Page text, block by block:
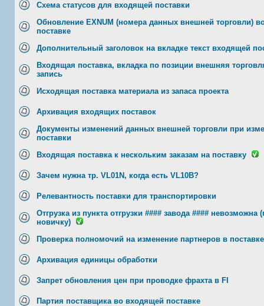
Схема статусов для входящей поставки
Обновление EXNUM (номера данных внешней торговли)
поставке
Дополнительный заголовок на вкладке текст входящей
Входящая поставка, вкладка по позиции внешняя
запись
Исходящая поставка материала из запаса проекта
Архивация входящих поставок
Документы изменений данных внешней торговли при
поставки
Входящая поставка к нескольким заказам на поставку
Зачем нужна тр. VL01N, когда есть VL10B?
Релевантность поставки для транспортировки
Отгрузка из пункта отгрузки #### завода #### невозможна
новичку)
Проверка полномочий на изменение партнеров в поставке
Архивация единицы обработки
Запрет обновления цен при проводке фрахта в FI
Партия поставщика во входящей поставке